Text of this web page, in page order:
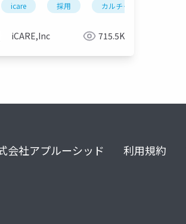
icare 採用 カルチャーデック
iCARE,Inc 715.5K
会社アプルーシッド 利用規約